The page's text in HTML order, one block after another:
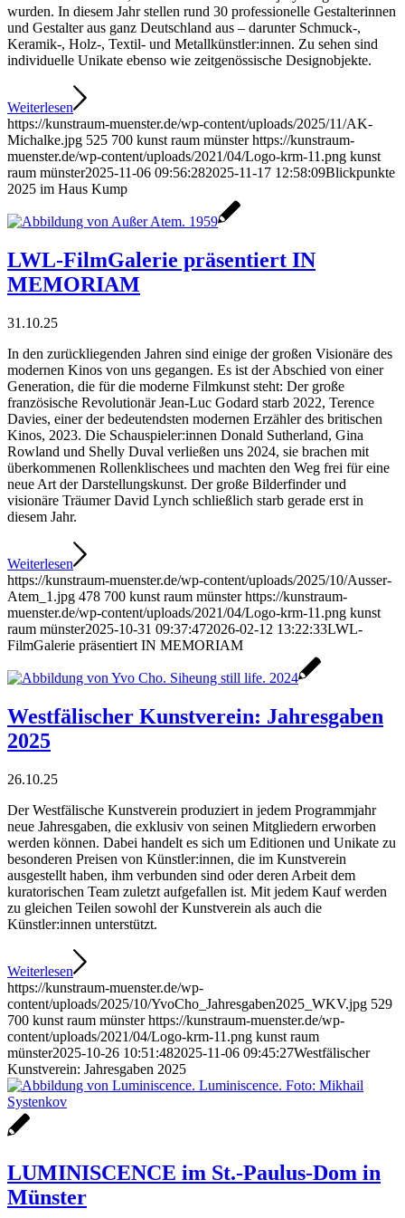
wurden. In diesem Jahr stellen rund 30 professionelle Gestalterinnen
und Gestalter aus ganz Deutschland aus – darunter Schmuck-,
Keramik-, Holz-, Textil- und Metallkünstler:innen. Zu sehen sind
individuelle Unikate ebenso wie zeitgenössische Designobjekte.
Weiterlesen
https://kunstraum-muenster.de/wp-content/uploads/2025/11/AK-
Michalke.jpg 525 700 kunst raum münster https://kunstraum-
muenster.de/wp-content/uploads/2021/04/Logo-krm-11.png kunst
raum münster2025-11-06 09:56:282025-11-17 12:58:09Blickpunkte
2025 im Haus Kump
LWL-FilmGalerie präsentiert IN
MEMORIAM
31.10.25
In den zurückliegenden Jahren sind einige der großen Visionäre des
modernen Kinos von uns gegangen. Es ist der Abschied von einer
Generation, die für die moderne Filmkunst steht: Der große
französische Revolutionär Jean-Luc Godard starb 2022, Terence
Davies, einer der bedeutendsten modernen Erzähler des britischen
Kinos, 2023. Die Schauspieler:innen Donald Sutherland, Gina
Rowland und Shelly Duval verließen uns 2024, sie brachen mit
überkommenen Rollenklischees und machten den Weg frei für eine
neue Art der Darstellungskunst. Der große Bilderfinder und
visionäre Träumer David Lynch schließlich starb gerade erst in
diesem Jahr.
Weiterlesen
https://kunstraum-muenster.de/wp-content/uploads/2025/10/Ausser-
Atem_1.jpg 478 700 kunst raum münster https://kunstraum-
muenster.de/wp-content/uploads/2021/04/Logo-krm-11.png kunst
raum münster2025-10-31 09:37:472026-02-12 13:22:33LWL-
FilmGalerie präsentiert IN MEMORIAM
Westfälischer Kunstverein: Jahresgaben
2025
26.10.25
Der Westfälische Kunstverein produziert in jedem Programmjahr
neue Jahresgaben, die exklusiv von seinen Mitgliedern erworben
werden können. Dabei handelt es sich um Editionen und Unikate zu
besonderen Preisen von Künstler:innen, die im Kunstverein
ausgestellt haben, ihm verbunden sind oder deren Arbeit dem
kuratorischen Team zuletzt aufgefallen ist. Mit jedem Kauf werden
zu gleichen Teilen sowohl der Kunstverein als auch die
Künstler:innen unterstützt.
Weiterlesen
https://kunstraum-muenster.de/wp-
content/uploads/2025/10/YvoCho_Jahresgaben2025_WKV.jpg 529
700 kunst raum münster https://kunstraum-muenster.de/wp-
content/uploads/2021/04/Logo-krm-11.png kunst raum
münster2025-10-26 10:51:482025-11-06 09:45:27Westfälischer
Kunstverein: Jahresgaben 2025
LUMINISCENCE im St.-Paulus-Dom in
Münster